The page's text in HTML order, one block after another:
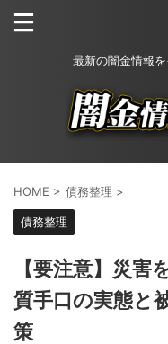
最新の闇金情報
HOME > 債務整理 >
債務整理
【要注意】災害
質手口の実態と
策